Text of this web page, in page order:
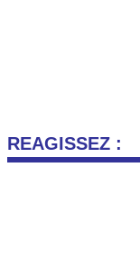
REAGISSEZ :